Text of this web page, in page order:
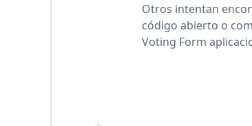
Otros intentan
código abierto o
Voting Form